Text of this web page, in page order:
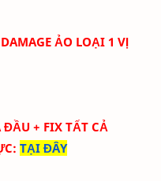
DAMAGE ẢO LOẠI 1 VỊ
ĐẦU + FIX TẤT CẢ
: TẠI ĐÂY